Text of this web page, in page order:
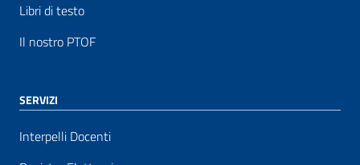
Libri di testo
Il nostro PTOF
SERVIZI
Interpelli Docenti